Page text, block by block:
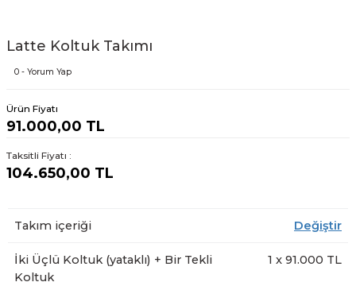
Latte Koltuk Takımı
0 - Yorum Yap
Ürün Fiyatı
91.000,00 TL
Taksitli Fiyatı :
104.650,00 TL
Takım içeriği Değiştir
İki Üçlü Koltuk (yataklı) + Bir Tekli
Koltuk
1 x 91.000 TL